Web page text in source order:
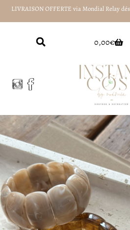
AllerLIVRAISON OFFERTE via Mondial Relay
0,00€